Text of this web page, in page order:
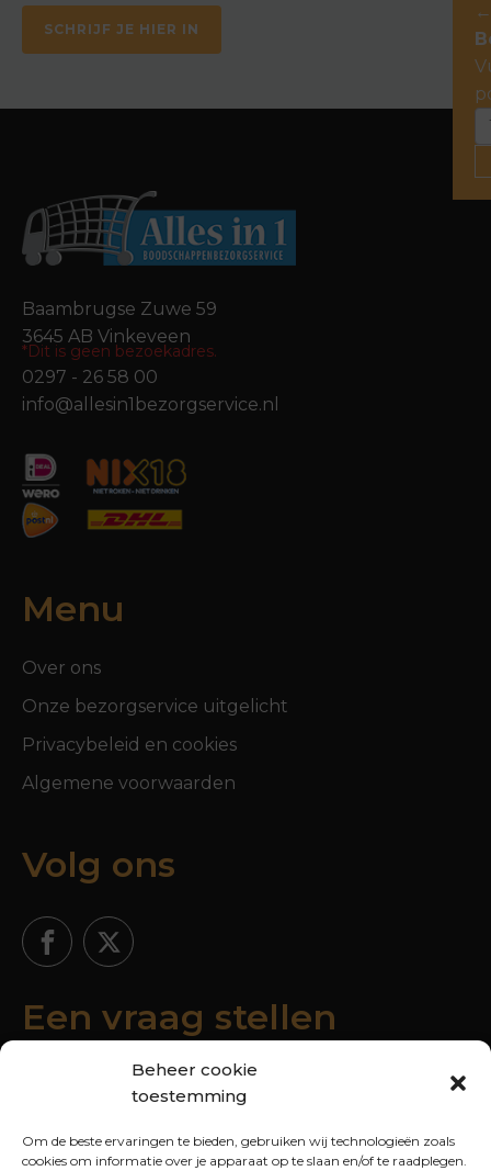
Beheer cookie
toestemming
Om de beste ervaringen te bieden, gebruiken wij technologieën zoals
cookies om informatie over je apparaat op te slaan en/of te raadplegen.
SCHRIJF JE HIER IN
Baambrugse Zuwe 59
3645 AB Vinkeveen
*Dit is geen bezoekadres.
0297 - 26 58 00
info@allesin1bezorgservice.nl
Menu
Over ons
Onze bezorgservice uitgelicht
Privacybeleid en cookies
Algemene voorwaarden
Volg ons
Een vraag stellen
←